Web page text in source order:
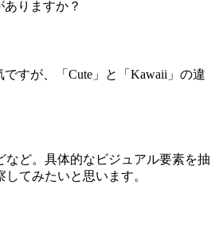
ありますか？
すが、「Cute」と「Kawaii」の違
ど。具体的なビジュアル要素を抽
てみたいと思います。